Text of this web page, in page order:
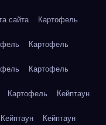
сайта Картофель
Картофель
Картофель
Картофель Кейптаун
Кейптаун Кейптаун